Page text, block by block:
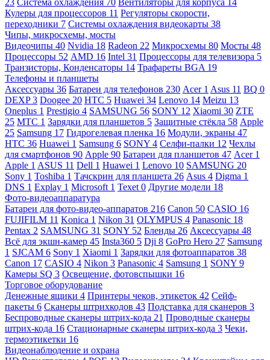
Кулеры для процессоров 11 Регуляторы скорости,
переходники 7 Системы охлаждения видеокарты 38
Чипы, микросхемы, мосты
Видеочипы 40 Nvidia 18 Radeon 22 Микросхемы 80 Мосты 48
Процессоры 52 AMD 16 Intel 31 Процессоры для телевизора 5
Транзисторы, Конденсаторы 14 Трафареты BGA 19
Телефоны и планшеты
Аксессуары 36 Батареи для телефонов 230 Acer 1 Asus 11 BQ 0
DEXP3 Doogee 20 HTC 5 Huawei 34 Lenovo 14 Meizu 13
Oneplus 1 Prestigio 4 SAMSUNG 56 SONY 12 Xiaomi 30 ZTE
25 МТС 1 Зарядки для планшетов 5 Защитные стёкла 58 Apple
25 Samsung 17 Гидрогелевая пленка 16 Модули, экраны 47
HTC 36 Huawei 1 Samsung 6 SONY 4 Селфи-палки 12 Чехлы
для смартфонов 90 Apple 90 Батареи для планшетов 47 Acer 1
Apple 1 ASUS 11 Dell 1 Huawei 1 Lenovo 10 SAMSUNG 20
Sony 1 Toshiba 1 Тачскрин для планшета 26 Asus 4 Digma 1
DNS 1 Explay 1 Microsoft 1 Texet 0 Другие модели 18
Фото-видеоаппаратура
Батареи для фото-видео-аппаратов 216 Canon 50 CASIO 16
FUJIFILM 11 Konica 1 Nikon 31 OLYMPUS 4 Panasonic 18
Pentax 2 SAMSUNG 31 SONY 52 Бленды 26 Аксессуары 48
Всё для экшн-камер 45 Insta360 5 Dji 8 GoPro Hero 27 Samsung
1 SJCAM 6 Sony 1 Xiaomi 1 Зарядки для фотоаппаратов 38
Canon 17 CASIO 4 Nikon 3 Panasonic 4 Samsung 1 SONY 9
Камеры SQ 3 Освещение, фотовспышки 16
Торговое оборудование
Денежные ящики 4 Принтеры чеков, этикеток 42 Сейф-
пакеты 6 Сканеры штрихкодов 43 Подставка для сканеров 3
Беспроводные сканеры штрих-кода 21 Проводные сканеры
штрих-кода 16 Стационарные сканеры штрих-кода 3 Чеки,
термоэтикетки 16
Видеонаблюдение и охрана